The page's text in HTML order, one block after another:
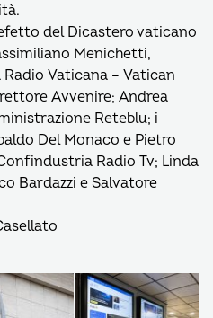
del Dicastero vaticano
Menichetti,
Vaticana – Vatican
Avvenire; Andrea
Reteblu; i
Del Monaco e Pietro
Radio Tv; Linda
Bardazzi e Salvatore